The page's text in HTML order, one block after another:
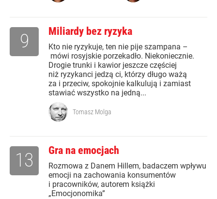
Miliardy bez ryzyka
Kto nie ryzykuje, ten nie pije szampana –
mówi rosyjskie porzekadło. Niekoniecznie.
Drogie trunki i kawior jeszcze częściej
niż ryzykanci jedzą ci, którzy długo ważą
za i przeciw, spokojnie kalkulują i zamiast
stawiać wszystko na jedną...
9
Tomasz Molga
Gra na emocjach
Rozmowa z Danem Hillem, badaczem wpływu
emocji na zachowania konsumentów
i pracowników, autorem książki
„Emocjonomika”
13